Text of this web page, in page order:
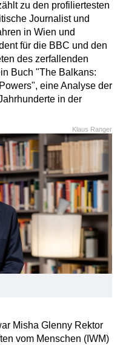
zu den profiliertesten
Journalist und
in Wien und
für die BBC und den
des zerfallenden
Buch "The Balkans:
eine Analyse der
in der
Klaus Ranger
Misha Glenny Rektor
vom Menschen (IWM)